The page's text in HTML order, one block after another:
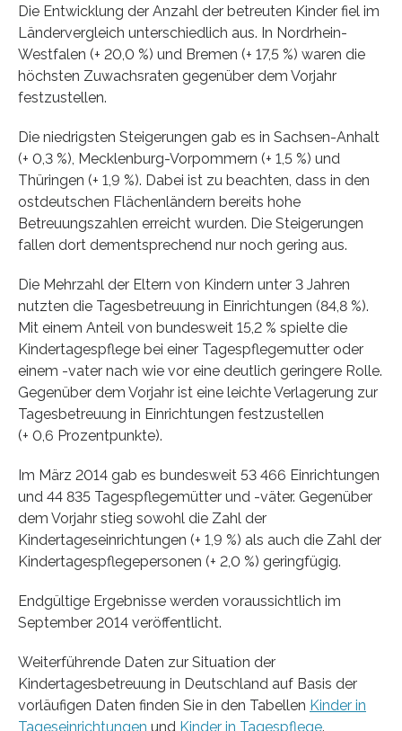
Die Entwicklung der Anzahl der betreuten Kinder fiel im
Ländervergleich unterschiedlich aus. In Nordrhein-
Westfalen (+ 20,0 %) und Bremen (+ 17,5 %) waren die
höchsten Zuwachsraten gegenüber dem Vorjahr
festzustellen.
Die niedrigsten Steigerungen gab es in Sachsen-Anhalt
(+ 0,3 %), Mecklenburg-Vorpommern (+ 1,5 %) und
Thüringen (+ 1,9 %). Dabei ist zu beachten, dass in den
ostdeutschen Flächenländern bereits hohe
Betreuungszahlen erreicht wurden. Die Steigerungen
fallen dort dementsprechend nur noch gering aus.
Die Mehrzahl der Eltern von Kindern unter 3 Jahren
nutzten die Tagesbetreuung in Einrichtungen (84,8 %).
Mit einem Anteil von bundesweit 15,2 % spielte die
Kindertagespflege bei einer Tagespflegemutter oder
einem -vater nach wie vor eine deutlich geringere Rolle.
Gegenüber dem Vorjahr ist eine leichte Verlagerung zur
Tagesbetreuung in Einrichtungen festzustellen
(+ 0,6 Prozentpunkte).
Im März 2014 gab es bundesweit 53 466 Einrichtungen
und 44 835 Tagespflegemütter und -väter. Gegenüber
dem Vorjahr stieg sowohl die Zahl der
Kindertageseinrichtungen (+ 1,9 %) als auch die Zahl der
Kindertagespflegepersonen (+ 2,0 %) geringfügig.
Endgültige Ergebnisse werden voraussichtlich im
September 2014 veröffentlicht.
Weiterführende Daten zur Situation der
Kindertagesbetreuung in Deutschland auf Basis der
vorläufigen Daten finden Sie in den Tabellen Kinder in
Tageseinrichtungen und Kinder in Tagespflege.